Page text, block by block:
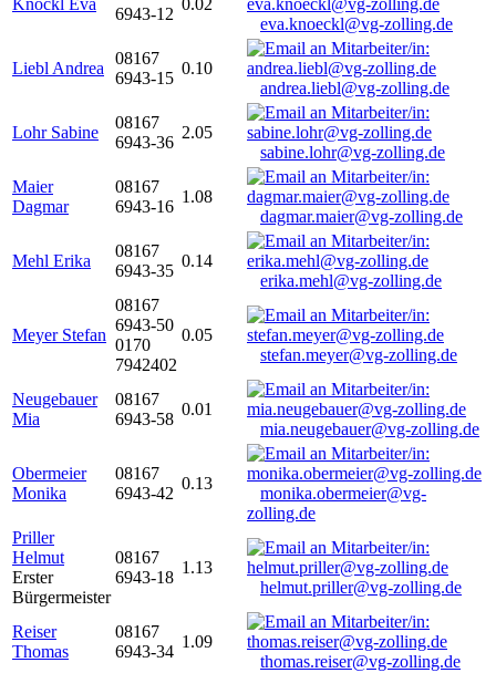
Knöckl Eva
6943-12
0.02
eva.knoeckl@vg-zolling.de
Liebl Andrea
08167
6943-15
0.10
andrea.liebl@vg-zolling.de
Lohr Sabine
08167
6943-36
2.05
sabine.lohr@vg-zolling.de
Maier
Dagmar
08167
6943-16
1.08
dagmar.maier@vg-zolling.de
Mehl Erika
08167
6943-35
0.14
erika.mehl@vg-zolling.de
Meyer Stefan
08167
6943-50
0170
7942402
0.05
stefan.meyer@vg-zolling.de
Neugebauer
Mia
08167
6943-58
0.01
mia.neugebauer@vg-zolling.de
Obermeier
Monika
08167
6943-42
0.13
monika.obermeier@vg-
zolling.de
Priller
Helmut
Erster
Bürgermeister
08167
6943-18
1.13
helmut.priller@vg-zolling.de
Reiser
Thomas
08167
6943-34
1.09
thomas.reiser@vg-zolling.de